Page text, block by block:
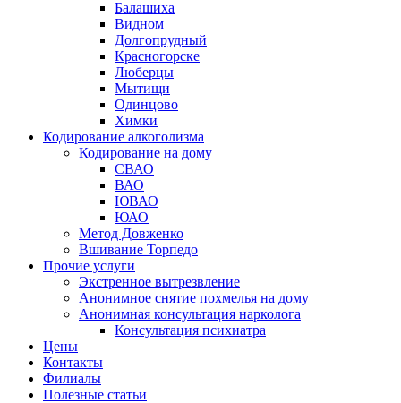
Балашиха
Видном
Долгопрудный
Красногорске
Люберцы
Мытищи
Одинцово
Химки
Кодирование алкоголизма
Кодирование на дому
СВАО
ВАО
ЮВАО
ЮАО
Метод Довженко
Вшивание Торпедо
Прочие услуги
Экстренное вытрезвление
Анонимное снятие похмелья на дому
Анонимная консультация нарколога
Консультация психиатра
Цены
Контакты
Филиалы
Полезные статьи